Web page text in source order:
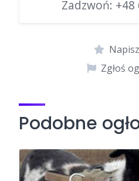
Zadzwoń: +48
Zgłoś
Podobne